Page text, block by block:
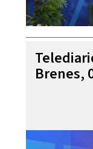
Brenes,